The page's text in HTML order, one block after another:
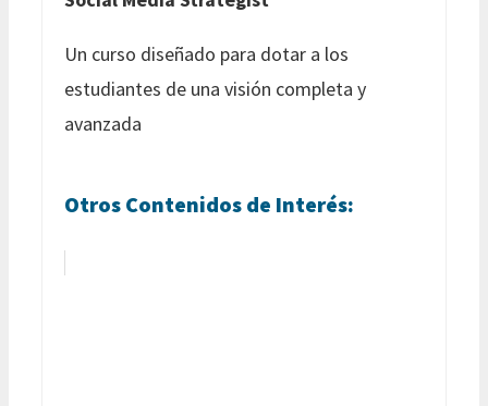
Un curso diseñado para dotar a los
estudiantes de una visión completa y
avanzada
Otros Contenidos de Interés: